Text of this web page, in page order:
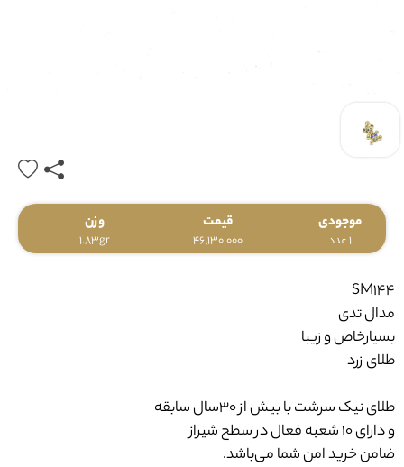
موجودی
1 عدد
قیمت
46,130,000
وزن
1.83gr
SM144
مدال تدی
بسیارخاص و زیبا
طلای زرد
طلای نیک سرشت با بیش از ۳۰سال سابقه
و دارای ۱۰ شعبه فعال در سطح شیراز
ضامن خرید امن شما می‌باشد.